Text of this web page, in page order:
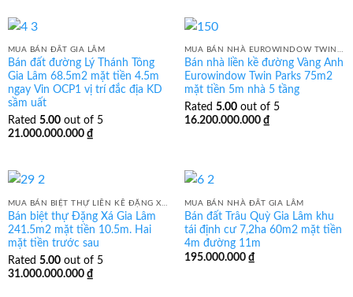
MUA BÁN ĐẤT GIA LÂM
Bán đất đường Lý Thánh Tông
Gia Lâm 68.5m2 mặt tiền 4.5m
ngay Vin OCP1 vị trí đắc địa KD
sầm uất
Rated 5.00out of 5
21.000.000.000 ₫
MUA BÁN NHÀ EUROWINDOW TWIN PARK GIA LÂM
Bán nhà liền kề đường Vàng Anh
Eurowindow Twin Parks 75m2
mặt tiền 5m nhà 5 tầng
Rated 5.00out of 5
16.200.000.000 ₫
Bán biệt thự Đặng Xá Gia Lâm
241.5m2 mặt tiền 10.5m. Hai
mặt tiền trước sau
Rated 5.00out of 5
31.000.000.000 ₫
MUA BÁN NHÀ ĐẤT GIA LÂM
Bán đất Trâu Quỳ Gia Lâm khu
tái định cư 7,2ha 60m2 mặt tiền
4m đường 11m
195.000.000 ₫